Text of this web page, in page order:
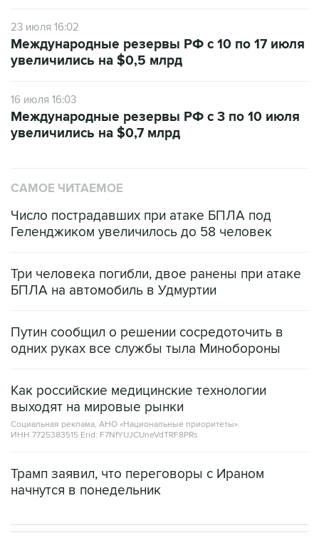
23 июля 16:02
Международные резервы РФ с 10 по 17 июля
увеличились на $0,5 млрд
16 июля 16:03
Международные резервы РФ с 3 по 10 июля
увеличились на $0,7 млрд
САМОЕ ЧИТАЕМОЕ
Число пострадавших при атаке БПЛА под
Геленджиком увеличилось до 58 человек
Три человека погибли, двое ранены при атаке
БПЛА на автомобиль в Удмуртии
Путин сообщил о решении сосредоточить в
одних руках все службы тыла Минобороны
Как российские медицинские технологии
выходят на мировые рынки
Социальная реклама, АНО «Национальные приоритеты».
ИНН 7725383515 Erid: F7NfYUJCUneVdTRF8PRs
Трамп заявил, что переговоры с Ираном
начнутся в понедельник